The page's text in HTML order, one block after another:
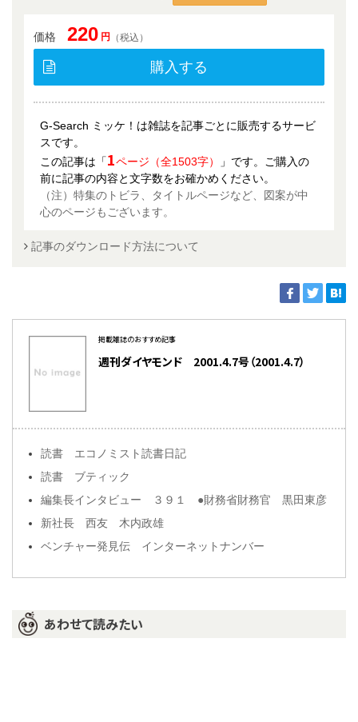
価格 220 円 （税込）
購入する
G-Search ミッケ！は雑誌を記事ごとに販売するサービ
スです。
この記事は「1ページ（全1503字）
」です。ご購入の
前に記事の内容と文字数をお確かめください。
（注）特集のトビラ、タイトルページなど、図案が中
心のページもございます。
記事のダウンロード方法について
掲載雑誌のおすすめ記事
週刊ダイヤモンド 2001.4.7号（2001.4.7）
読書 エコノミスト読書日記
読書 ブティック
編集長インタビュー ３９１ ●財務省財務官 黒田東彦
新社長 西友 木内政雄
ベンチャー発見伝 インターネットナンバー
あわせて読みたい